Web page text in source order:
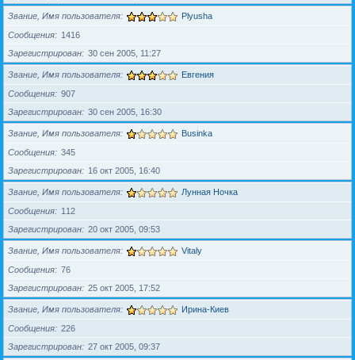
Звание, Имя пользователя Plyusha
Сообщения
1416
Зарегистрирован
30 сен 2005, 11:27
Звание, Имя пользователя Евгения
Сообщения
907
Зарегистрирован
30 сен 2005, 16:30
Звание, Имя пользователя Businka
Сообщения
345
Зарегистрирован
16 окт 2005, 16:40
Звание, Имя пользователя Лунная Ночка
Сообщения
112
Зарегистрирован
20 окт 2005, 09:53
Звание, Имя пользователя Vitaly
Сообщения
76
Зарегистрирован
25 окт 2005, 17:52
Звание, Имя пользователя Ирина-Киев
Сообщения
226
Зарегистрирован
27 окт 2005, 09:37